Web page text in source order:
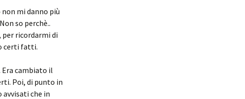
mi danno più
so perchè..
ricordarmi di
certi fatti.
Era cambiato il
Poi, di punto in
che in